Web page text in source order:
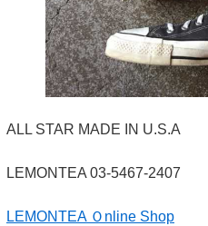
ALL STAR MADE IN U.S.A
LEMONTEA 03-5467-2407
LEMONTEA Ｏnline Shop